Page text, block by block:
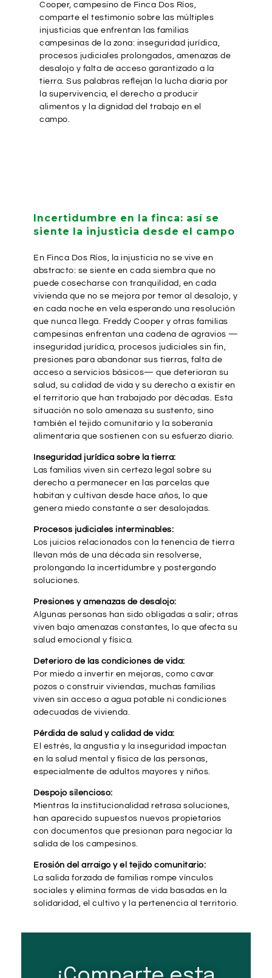
Cooper, campesino de Finca Dos Ríos,
comparte el testimonio sobre las múltiples
injusticias que enfrentan las familias
campesinas de la zona: inseguridad jurídica,
procesos judiciales prolongados, amenazas de
desalojo y falta de acceso garantizado a la
tierra. Sus palabras reflejan la lucha diaria por
la supervivencia, el derecho a producir
alimentos y la dignidad del trabajo en el
campo.
Incertidumbre en la finca: así se
siente la injusticia desde el campo
En Finca Dos Ríos, la injusticia no se vive en
abstracto: se siente en cada siembra que no
puede cosecharse con tranquilidad, en cada
vivienda que no se mejora por temor al desalojo, y
en cada noche en vela esperando una resolución
que nunca llega. Freddy Cooper y otras familias
campesinas enfrentan una cadena de agravios —
inseguridad jurídica, procesos judiciales sin fin,
presiones para abandonar sus tierras, falta de
acceso a servicios básicos— que deterioran su
salud, su calidad de vida y su derecho a existir en
el territorio que han trabajado por décadas. Esta
situación no solo amenaza su sustento, sino
también el tejido comunitario y la soberanía
alimentaria que sostienen con su esfuerzo diario.
Inseguridad jurídica sobre la tierra:
Las familias viven sin certeza legal sobre su
derecho a permanecer en las parcelas que
habitan y cultivan desde hace años, lo que
genera miedo constante a ser desalojadas.
Procesos judiciales interminables:
Los juicios relacionados con la tenencia de tierra
llevan más de una década sin resolverse,
prolongando la incertidumbre y postergando
soluciones.
Presiones y amenazas de desalojo:
Algunas personas han sido obligadas a salir; otras
viven bajo amenazas constantes, lo que afecta su
salud emocional y física.
Deterioro de las condiciones de vida:
Por miedo a invertir en mejoras, como cavar
pozos o construir viviendas, muchas familias
viven sin acceso a agua potable ni condiciones
adecuadas de vivienda.
Pérdida de salud y calidad de vida:
El estrés, la angustia y la inseguridad impactan
en la salud mental y física de las personas,
especialmente de adultos mayores y niños.
Despojo silencioso:
Mientras la institucionalidad retrasa soluciones,
han aparecido supuestos nuevos propietarios
con documentos que presionan para negociar la
salida de los campesinos.
Erosión del arraigo y el tejido comunitario:
La salida forzada de familias rompe vínculos
sociales y elimina formas de vida basadas en la
solidaridad, el cultivo y la pertenencia al territorio.